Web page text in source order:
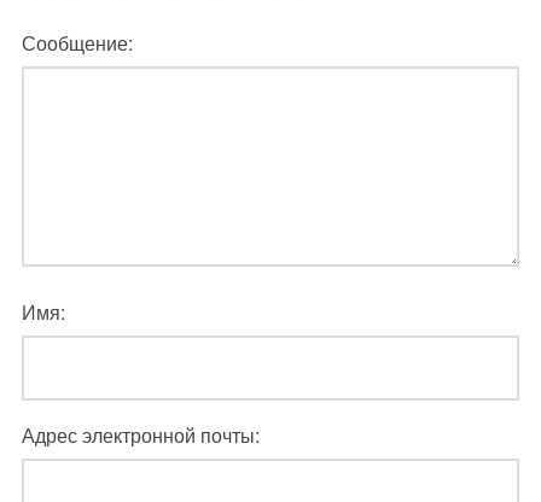
Сообщение:
Имя:
Адрес электронной почты: